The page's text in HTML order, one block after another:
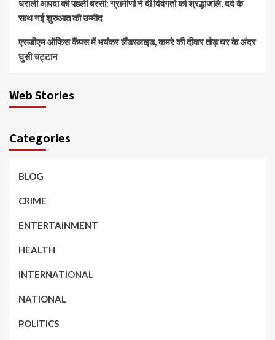
धराली आपदा की पहली बरसी: ग्रामीणों ने दी दिवंगतों को श्रद्धांजलि, दर्द के
साथ नई शुरुआत की उम्मीद
एसडीएम ऑफिस कैंपस में भयंकर लैंडस्लाइड, कमरे की दीवार तोड़ घर के अंदर
घुसी चट्टान
Web Stories
Categories
BLOG
CRIME
ENTERTAINMENT
HEALTH
INTERNATIONAL
NATIONAL
POLITICS